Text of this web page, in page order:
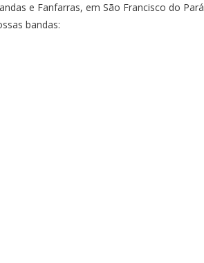
e Fanfarras, em São Francisco do
bandas: